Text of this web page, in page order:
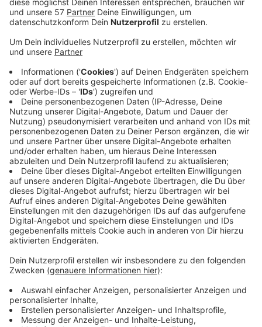
Auch auf der Fassade der Aachener CDU-
Kreisgeschäftsstelle in der Martinstraße sind Parolen
angebracht worden.
Dazu der Kreisverband und der Ortsverband
Aachen der Grünen sowie Lukas Benner
(MdB), Astrid Vogelheim (MdL), Laura
Postma (MdL) und Daniel Freund (MdEP):
Anzeige
„Das Grüne Zentrum ist ein Ort des Gesprächs und des
friedlichen demokratischen Austausches, in dem seit
Jahren gemeinsam für Klimaschutz gestritten wird. Der
Angriff in der vergangenen Nacht widerspricht all
diesen Idealen auf ganzer Linie. Wir verteilen ihn daher
politischer Meinungsäußerung.
Generationen von Grünen in Aachen und der